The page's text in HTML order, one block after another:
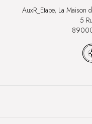
AuxR_Etape, La Maison
5